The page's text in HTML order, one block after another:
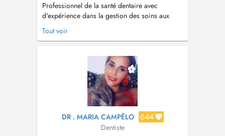
Professionnel de la santé dentaire avec
d'expérience dans la gestion des soins aux
patients et la réalisation de traitements
dentaires, toujours axé sur l'amélioration de
clinique Maló à Lisbonne pendant 8 ans.
Domaine de compétence - Chirurgie buccal...
Tout voir
DR . MARIA CAMPÊLO 644
Dentiste